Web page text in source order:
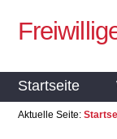
Startseite
Aktuelle Seite: